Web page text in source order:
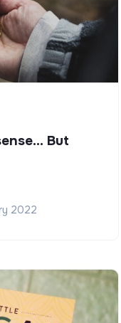
But
2022